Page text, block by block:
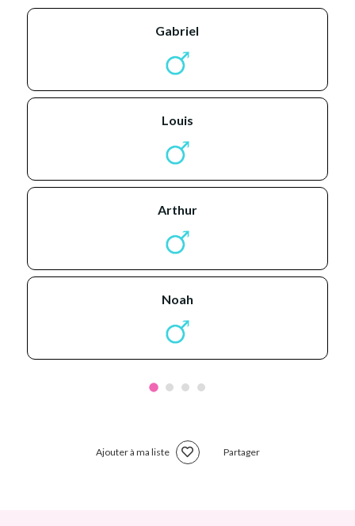
gabriel
louis
arthur
noah
Ajouter à ma liste Partager